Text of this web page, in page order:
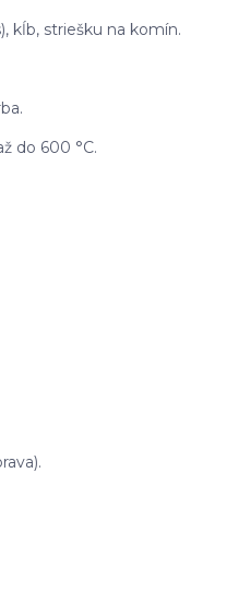
kĺb, striešku na komín.
do 600 °C.